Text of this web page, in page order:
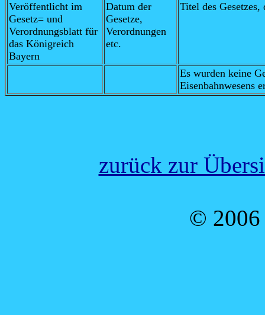
Veröffentlicht im
Gesetz= und
Verordnungsblatt für
das Königreich
Bayern
Datum der
Gesetze,
Verordnungen
etc.
Titel des
Es wurden keine
Eisenbahnwesens
zurück zur
©